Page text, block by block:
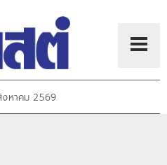
งหาคม 2569